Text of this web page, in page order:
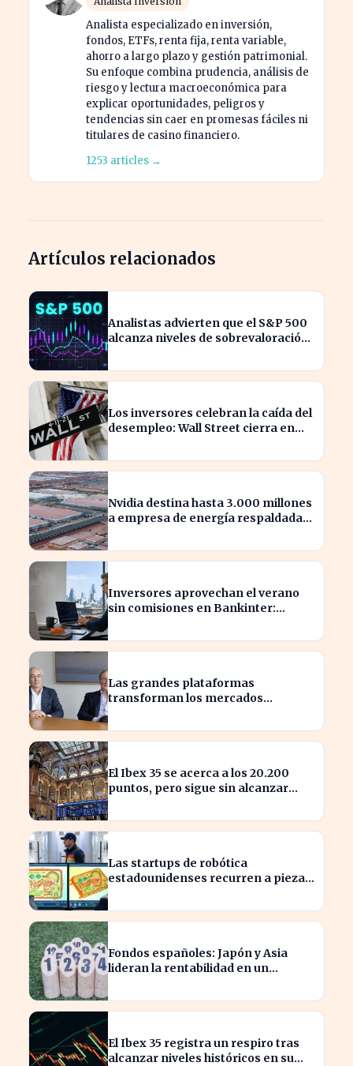
Analista especializado en inversión,
fondos, ETFs, renta fija, renta variable,
ahorro a largo plazo y gestión patrimonial.
Su enfoque combina prudencia, análisis de
riesgo y lectura macroeconómica para
explicar oportunidades, peligros y
tendencias sin caer en promesas fáciles ni
titulares de casino financiero.
1253 articles →
Artículos relacionados
Analistas advierten que el S&P 500
alcanza niveles de sobrevaloración
Los inversores celebran la caída del
desempleo: Wall Street cierra en
Nvidia destina hasta 3.000 millones
a empresa de energía respaldada
Inversores aprovechan el verano
sin comisiones en Bankinter:
internacional
Las grandes plataformas
transforman los mercados
competencia
El Ibex 35 se acerca a los 20.200
puntos, pero sigue sin alcanzar
Las startups de robótica
estadounidenses recurren a piezas
Fondos españoles: Japón y Asia
lideran la rentabilidad en un
El Ibex 35 registra un respiro tras
alcanzar niveles históricos en su